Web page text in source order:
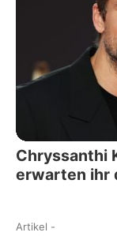
Chryssanthi
erwarten ihr
Artikel -